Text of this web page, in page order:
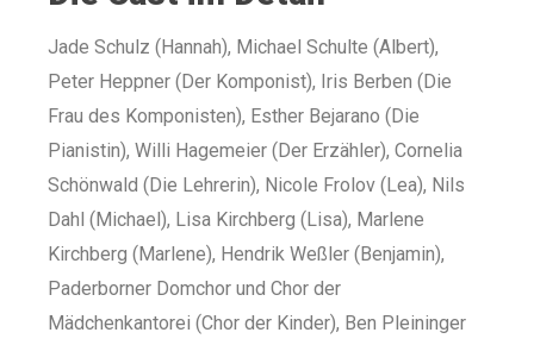
Jade Schulz (Hannah), Michael Schulte (Albert),
Peter Heppner (Der Komponist), Iris Berben (Die
Frau des Komponisten), Esther Bejarano (Die
Pianistin), Willi Hagemeier (Der Erzähler), Cornelia
Schönwald (Die Lehrerin), Nicole Frolov (Lea), Nils
Dahl (Michael), Lisa Kirchberg (Lisa), Marlene
Kirchberg (Marlene), Hendrik Weßler (Benjamin),
Paderborner Domchor und Chor der
Mädchenkantorei (Chor der Kinder), Ben Pleininger